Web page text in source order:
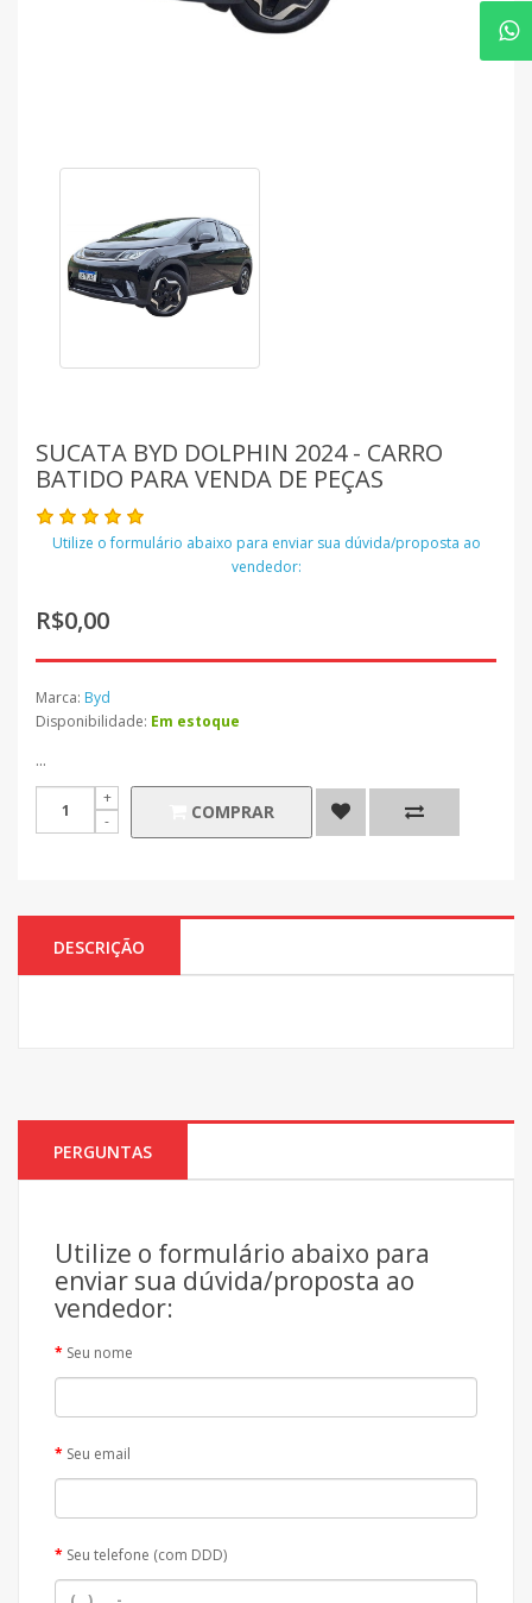
SUCATA BYD DOLPHIN 2024 - CARRO
BATIDO PARA VENDA DE PEÇAS
Utilize o formulário abaixo para enviar sua dúvida/proposta ao
vendedor:
R$0,00
Marca: Byd
Disponibilidade: Em estoque
...
COMPRAR
DESCRIÇÃO
PERGUNTAS
Utilize o formulário abaixo para
enviar sua dúvida/proposta ao
vendedor:
Seu nome
Seu email
Seu telefone (com DDD)